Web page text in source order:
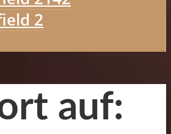
2
auf: